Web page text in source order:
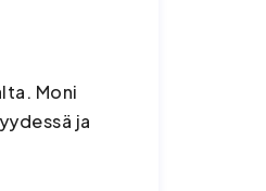
Moni
ja